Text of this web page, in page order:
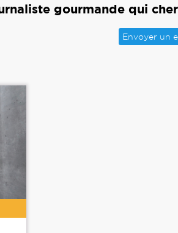
gourmande qui
Envoyer un